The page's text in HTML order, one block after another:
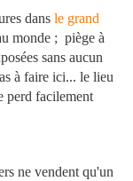
dans le grand
monde ; piège à
sans aucun
à faire ici... le lieu
perd facilement
ne vendent qu'un